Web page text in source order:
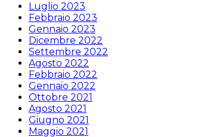
Luglio 2023
Febbraio 2023
Gennaio 2023
Dicembre 2022
Settembre 2022
Agosto 2022
Febbraio 2022
Gennaio 2022
Ottobre 2021
Agosto 2021
Giugno 2021
Maggio 2021